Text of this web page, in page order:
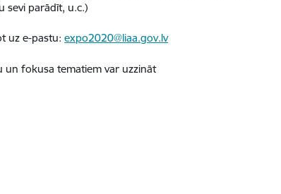
sevi parādīt, u.c.)
uz e-pastu:expo2020@liaa.gov.lv
un fokusa tematiem var uzzināt